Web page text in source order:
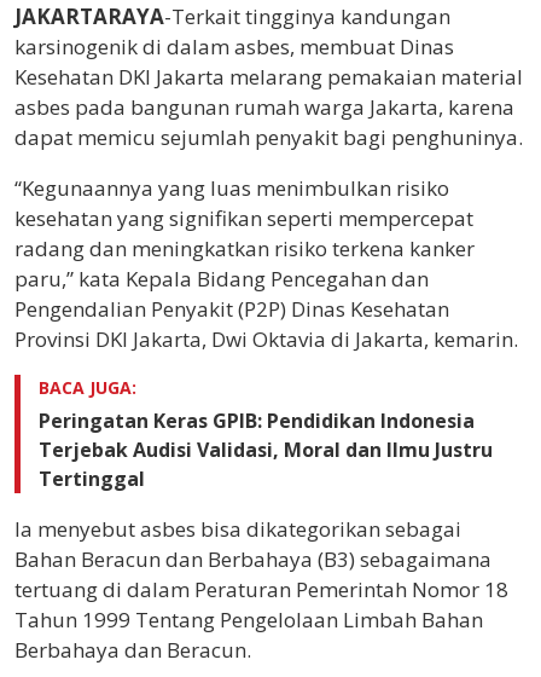
JAKARTARAYA-Terkait tingginya kandungan
karsinogenik di dalam asbes, membuat Dinas
Kesehatan DKI Jakarta melarang pemakaian material
asbes pada bangunan rumah warga Jakarta, karena
dapat memicu sejumlah penyakit bagi penghuninya.
“Kegunaannya yang luas menimbulkan risiko
kesehatan yang signifikan seperti mempercepat
radang dan meningkatkan risiko terkena kanker
paru,” kata Kepala Bidang Pencegahan dan
Pengendalian Penyakit (P2P) Dinas Kesehatan
Provinsi DKI Jakarta, Dwi Oktavia di Jakarta, kemarin.
BACA JUGA:
Peringatan Keras GPIB: Pendidikan Indonesia
Terjebak Audisi Validasi, Moral dan Ilmu Justru
Tertinggal
Ia menyebut asbes bisa dikategorikan sebagai
Bahan Beracun dan Berbahaya (B3) sebagaimana
tertuang di dalam Peraturan Pemerintah Nomor 18
Tahun 1999 Tentang Pengelolaan Limbah Bahan
Berbahaya dan Beracun.